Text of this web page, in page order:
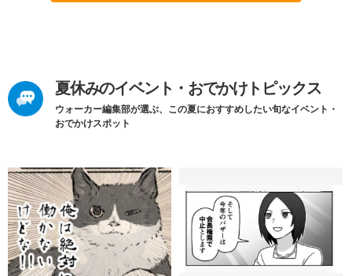
夏休みのイベント・おでかけトピックス
ウォーカー編集部が選ぶ、この夏におすすめしたい旬なイベント・
おでかけスポット